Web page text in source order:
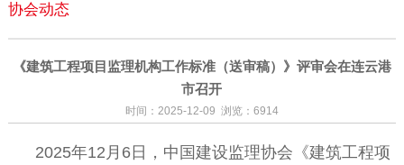
协会动态
《建筑工程项目监理机构工作标准（送审稿）》评审会在连云港
市召开
时间：2025-12-09 浏览：6914
2025年12月6日，中国建设监理协会《建筑工程项